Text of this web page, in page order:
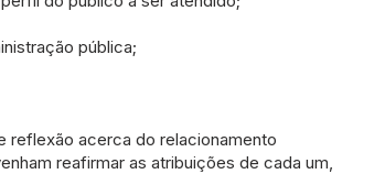
pública;
reflexão acerca do relacionamento
reafirmar as atribuições de cada um,